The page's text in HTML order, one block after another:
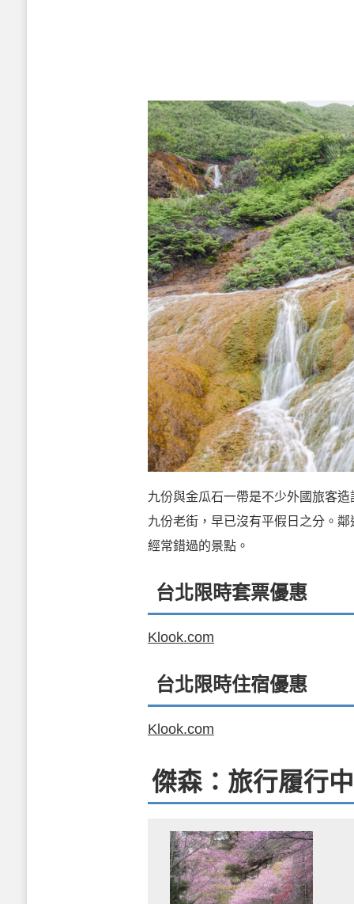
九份與金瓜石一帶是不少外國旅客
九份老街，早已沒有平假日之分。
經常錯過的景點。
台北限時套票優惠
Klook.com
台北限時住宿優惠
Klook.com
傑森：旅行履行中